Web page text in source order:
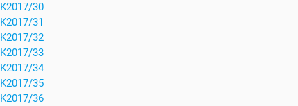
K2017/30
K2017/31
K2017/32
K2017/33
K2017/34
K2017/35
K2017/36